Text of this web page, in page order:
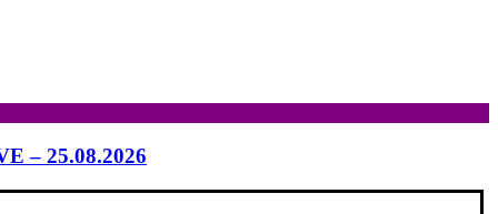
– 25.08.2026